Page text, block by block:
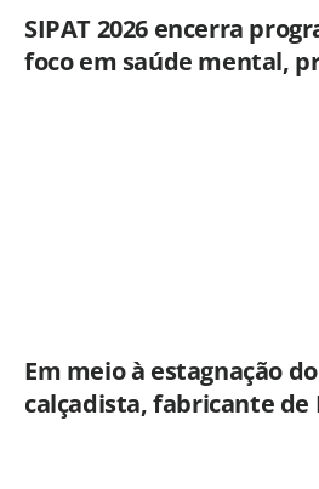
SIPAT 2026 encerra
foco em saúde mental,
Em meio à estagnação
calçadista, fabricante de